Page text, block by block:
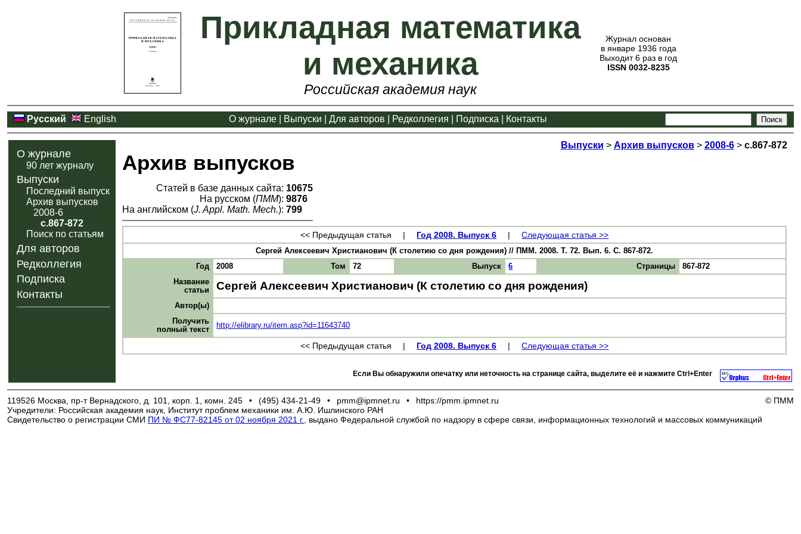
Прикладная математика
и механика
Российская академия наук
Журнал основан
в январе 1936 года
Выходит 6 раз в год
ISSN 0032-8235
Русский English О журнале Выпуски Для авторов Редколлегия Подписка Контакты
О журнале
90 лет журналу
Выпуски
Последний выпуск
Архив выпусков
2008-6
с.867-872
Поиск по статьям
Для авторов
Редколлегия
Подписка
Контакты
Выпуски > Архив выпусков> 2008-6> с.867-872
Архив выпусков
Статей в базе данных сайта: 10675
На русском (ПММ): 9876
На английском (J. Appl. Math. Mech.): 799
<< Предыдущая статья | Год 2008. Выпуск 6 | Следующая статья >>
Сергей Алексеевич Христианович (К столетию со дня рождения) // ПММ. 2008. Т. 72. Вып. 6. С. 867-872.
Год
2008 Том 72 Выпуск 6 Страницы
867-872
Название
статьи
Сергей Алексеевич Христианович (К столетию со дня рождения)
Автор(ы)
Получить
полный текст
http://elibrary.ru/item.asp?id=11643740
<< Предыдущая статья | Год 2008. Выпуск 6 | Следующая статья >>
Если Вы обнаружили опечатку или неточность на странице сайта, выделите её и нажмите Ctrl+Enter
119526 Москва, пр-т Вернадского, д. 101, корп. 1, комн. 245 • (495) 434-21-49 • pmm@ipmnet.ru •
https://pmm.ipmnet.ru
Учредители: Российская академия наук, Институт проблем механики им. А.Ю. Ишлинского РАН
Свидетельство о регистрации СМИ ПИ № ФС77-82145 от 02 ноября 2021 г. , выдано Федеральной службой по надзору в сфере связи, информационных технологий и массовых коммуникаций
© ПММ